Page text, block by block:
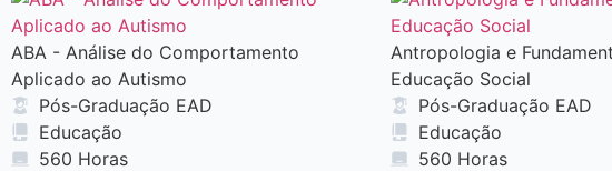
ABA - Análise do Comportamento
Aplicado ao Autismo
Pós-Graduação EAD
Educação
560 Horas
Antropologia e
Educação Social
Pós-Graduação EAD
Educação
560 Horas